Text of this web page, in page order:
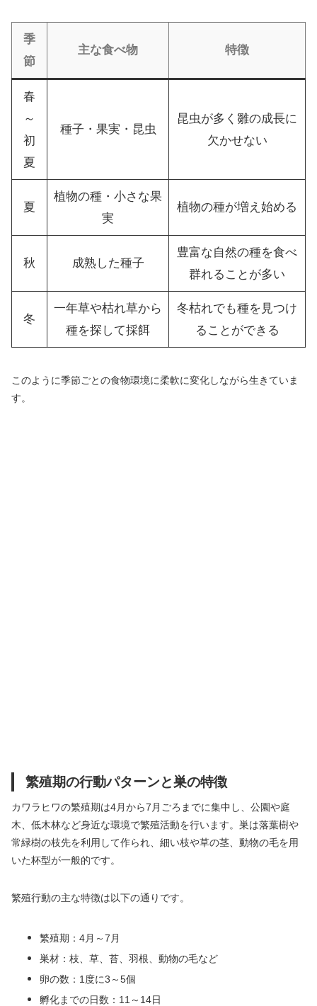
季
節
主な食べ物 特徴
春
～
初
夏
種子・果実・昆虫
昆虫が多く雛の成長に
欠かせない
夏
植物の種・小さな果
実
植物の種が増え始める
秋 成熟した種子
豊富な自然の種を食べ
群れることが多い
冬
一年草や枯れ草から
種を探して採餌
冬枯れでも種を見つけ
ることができる
このように季節ごとの食物環境に柔軟に変化しながら生きていま
す。
繁殖期の行動パターンと巣の特徴
カワラヒワの繁殖期は4月から7月ごろまでに集中し、公園や庭
木、低木林など身近な環境で繁殖活動を行います。巣は落葉樹や
常緑樹の枝先を利用して作られ、細い枝や草の茎、動物の毛を用
いた杯型が一般的です。
繁殖行動の主な特徴は以下の通りです。
繁殖期：4月～7月
巣材：枝、草、苔、羽根、動物の毛など
卵の数：1度に3～5個
孵化までの日数：11～14日